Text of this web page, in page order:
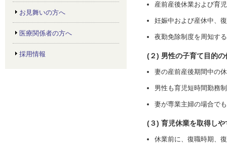
産前産後休業および育
妊娠中および産休中、
夜勤免除制度を周知す
(２) 男性の子育て目的
妻の産前産後期間中の
男性も育児短時間勤務
妻が専業主婦の場合で
(３) 育児休業を取得し
休業前に、復職時期、
お見舞いの方へ
医療関係者の方へ
採用情報